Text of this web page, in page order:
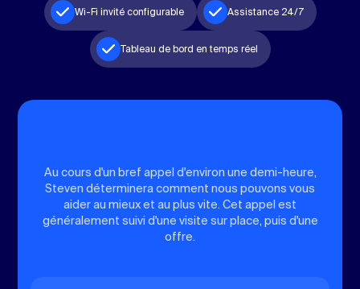
Wi-Fi invité configurable Assistance 24/7
Tableau de bord en temps réel
Au cours d'un bref appel d'environ une demi-heure,
Steven déterminera comment nous pouvons vous
aider au mieux et au plus vite. Cet appel est
généralement suivi d'une visite sur place, puis d'une
offre.